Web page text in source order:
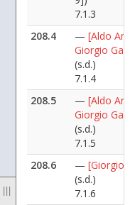
|||
7.1.3
208.4
— [Aldo
Giorgio
(s.d.)
7.1.4
208.5
— [Aldo
Giorgio
(s.d.)
7.1.5
208.6
— [Giorgio
(s.d.)
7.1.6